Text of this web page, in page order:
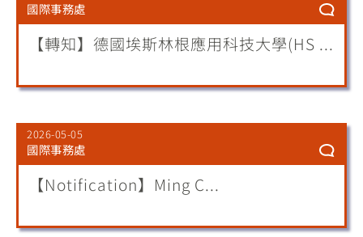
國際事務處
【轉知】德國埃斯林根應用科技大學(HS ...
2026-05-05
國際事務處
【Notification】Ming C...